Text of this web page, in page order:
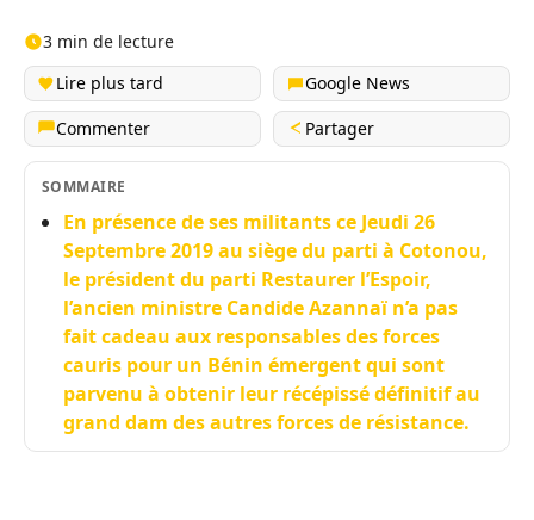
3 min de lecture
Lire plus tard
Google News
Commenter
Partager
SOMMAIRE
En présence de ses militants ce Jeudi 26
Septembre 2019 au siège du parti à Cotonou,
le président du parti Restaurer l’Espoir,
l’ancien ministre Candide Azannaï n’a pas
fait cadeau aux responsables des forces
cauris pour un Bénin émergent qui sont
parvenu à obtenir leur récépissé définitif au
grand dam des autres forces de résistance.